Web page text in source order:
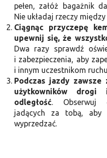
pełen, załóż bagażnik
Nie układaj rzeczy
Ciągnąc przyczepę
upewnij się, że
Dwa razy sprawdź
i zabezpieczenia, aby
i innym uczestnikom
Podczas jazdy zawsze
użytkowników drogi
odległość. Obserwuj
jadących za tobą, aby
wyprzedzać.